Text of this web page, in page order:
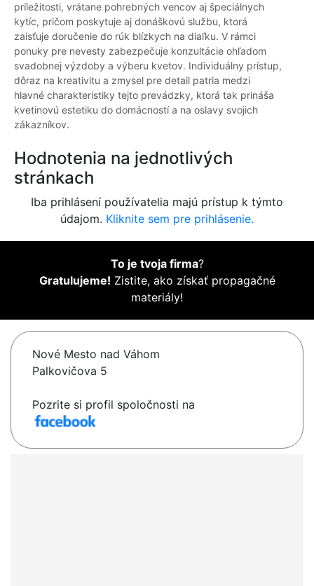
príležitosti, vrátane pohrebných vencov aj špeciálnych
kytíc, pričom poskytuje aj donáškovú službu, ktorá
zaisťuje doručenie do rúk blízkych na diaľku. V rámci
ponuky pre nevesty zabezpečuje konzultácie ohľadom
svadobnej výzdoby a výberu kvetov. Individuálny prístup,
dôraz na kreativitu a zmysel pre detail patria medzi
hlavné charakteristiky tejto prevádzky, ktorá tak prináša
kvetinovú estetiku do domácností a na oslavy svojich
zákazníkov.
Hodnotenia na jednotlivých
stránkach
Iba prihlásení používatelia majú prístup k týmto
údajom. Kliknite sem pre prihlásenie.
To je tvoja firma?
Gratulujeme! Zistite, ako získať propagačné
materiály!
Nové Mesto nad Váhom
Palkovičova 5
Pozrite si profil spoločnosti na